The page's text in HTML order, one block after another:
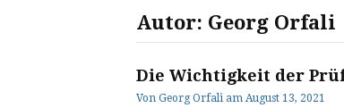
Autor: Georg Orfali
Die Wichtigkeit der
Von Georg Orfali am August 13, 2021